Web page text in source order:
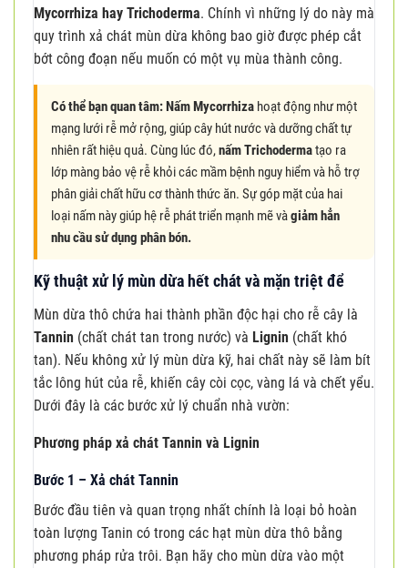
Mycorrhiza hay Trichoderma. Chính vì những lý do này mà
quy trình xả chát mùn dừa không bao giờ được phép cắt
bớt công đoạn nếu muốn có một vụ mùa thành công.
Có thể bạn quan tâm:Nấm Mycorrhiza hoạt động như một
mạng lưới rễ mở rộng, giúp cây hút nước và dưỡng chất tự
nhiên rất hiệu quả. Cùng lúc đó,nấm Trichodermatạo ra
lớp màng bảo vệ rễ khỏi các mầm bệnh nguy hiểm và hỗ trợ
phân giải chất hữu cơ thành thức ăn. Sự góp mặt của hai
loại nấm này giúp hệ rễ phát triển mạnh mẽ vàgiảm hẳn
nhu cầu sử dụng phân bón.
Kỹ thuật xử lý mùn dừa hết chát và mặn triệt để
Mùn dừa thô chứa hai thành phần độc hại cho rễ cây là
Tannin (chất chát tan trong nước) và Lignin (chất khó
tan). Nếu không xử lý mùn dừa kỹ, hai chất này sẽ làm bít
tắc lông hút của rễ, khiến cây còi cọc, vàng lá và chết yểu.
Dưới đây là các bước xử lý chuẩn nhà vườn:
Phương pháp xả chát Tannin và Lignin
Bước 1 – Xả chát Tannin
Bước đầu tiên và quan trọng nhất chính là loại bỏ hoàn
toàn lượng Tanin có trong các hạt mùn dừa thô bằng
phương pháp rửa trôi. Bạn hãy cho mùn dừa vào một